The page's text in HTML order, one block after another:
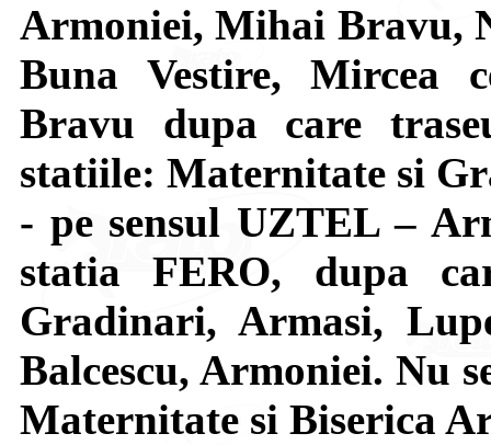
Armoniei, Mihai Bravu,
Buna Vestire, Mircea
Bravu dupa care
statiile: Maternitate si
- pe sensul UZTEL –
statia FERO, dupa
Gradinari, Armasi,
Balcescu, Armoniei. Nu
Maternitate si Biserica